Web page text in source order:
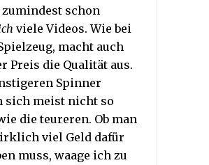
zumindest schon
viele Videos. Wie bei
macht auch
Preis die Qualität aus.
Spinner
sich meist nicht so
die teureren. Ob man
viel Geld dafür
muss, waage ich zu